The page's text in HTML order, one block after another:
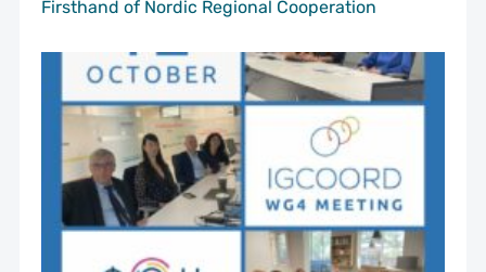
Firsthand of Nordic Regional Cooperation